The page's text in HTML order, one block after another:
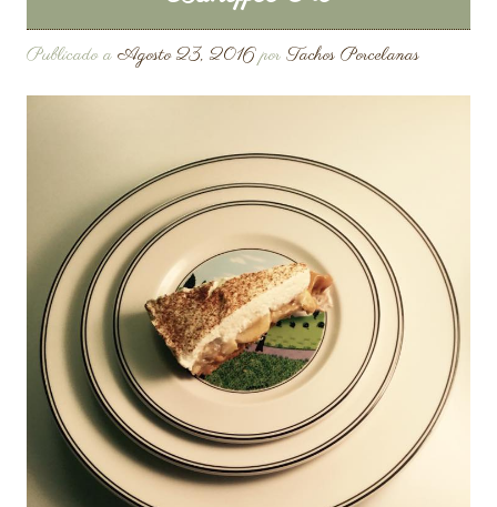
Publicado a Agosto 23, 2016por Tachos Porcelanas